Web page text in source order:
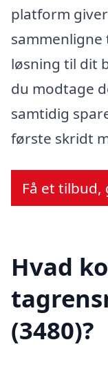
platform
løsning til dit
du modtage
samtidig
første skridt
Få et
Hvad
(3480)?